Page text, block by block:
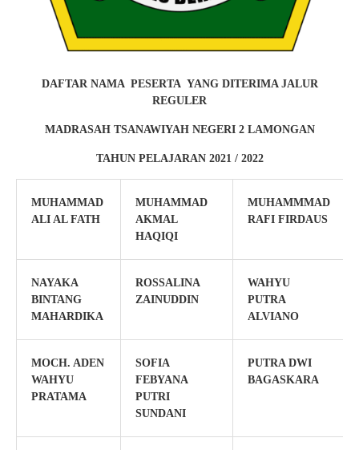
DAFTAR NAMA PESERTA YANG DITERIMA JALUR
REGULER
MADRASAH TSANAWIYAH NEGERI 2 LAMONGAN
TAHUN PELAJARAN 2021 / 2022
MUHAMMAD
ALI AL FATH
MUHAMMAD
AKMAL
HAQIQI
MUHAMMMAD
RAFI FIRDAUS
NAYAKA
BINTANG
MAHARDIKA
ROSSALINA
ZAINUDDIN
WAHYU
PUTRA
ALVIANO
MOCH. ADEN
WAHYU
PRATAMA
SOFIA
FEBYANA
PUTRI
SUNDANI
PUTRA DWI
BAGASKARA